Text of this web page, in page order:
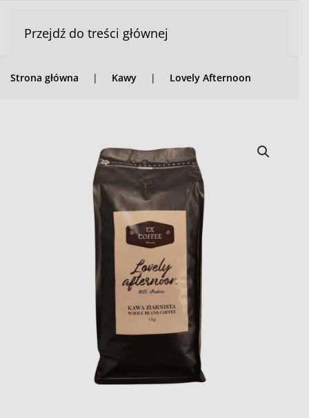
Przejdź do treści głównej
Strona główna Kawy Lovely Afternoon